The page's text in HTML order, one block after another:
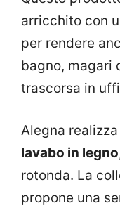
arricchito con
per rendere
bagno, magari
trascorsa in
Alegna
lavabo in legno
rotonda. La
propone una